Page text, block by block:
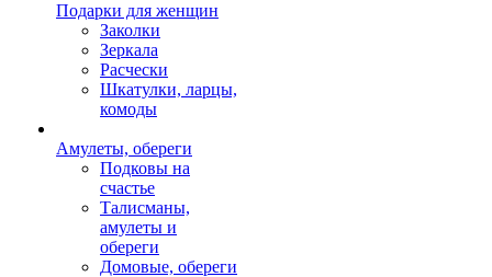
Подарки для женщин
Заколки
Зеркала
Расчески
Шкатулки, ларцы,
комоды
Амулеты, обереги
Подковы на
счастье
Талисманы,
амулеты и
обереги
Домовые, обереги